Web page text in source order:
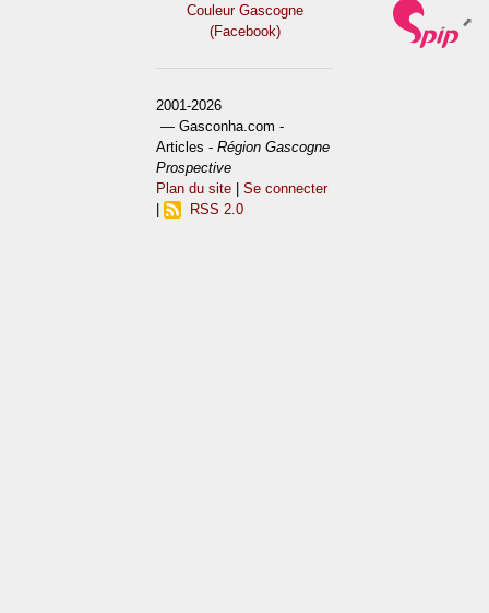
Couleur Gascogne
(Facebook)
2001-2026
— Gasconha.com -
Articles -Région Gascogne
Prospective
Plan du site |Se connecter
RSS 2.0